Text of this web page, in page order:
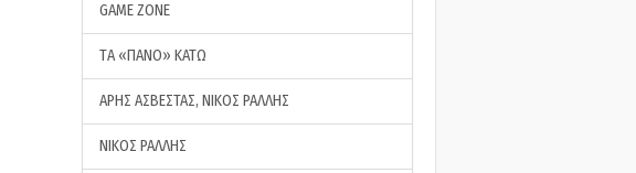
GAME ZONE
ΤA «ΠΑΝΟ» ΚΑΤΩ
ΑΡΗΣ ΑΣΒΕΣΤΑΣ, ΝΙΚΟΣ ΡΑΛΛΗΣ
ΝΙΚΟΣ ΡΑΛΛΗΣ